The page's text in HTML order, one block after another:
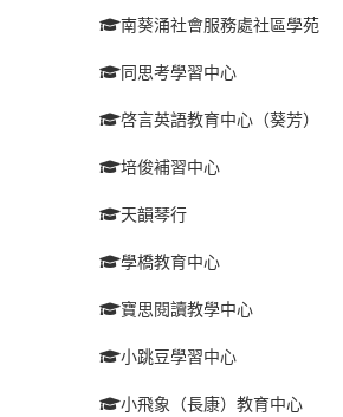
南葵涌社會服務處社區學苑
同思考學習中心
啓言英語教育中心（葵芳）
培俊補習中心
天韻琴行
學橋教育中心
寶思閱讀教學中心
小跳豆學習中心
小飛象（長康）教育中心